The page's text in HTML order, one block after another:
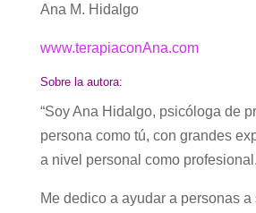
Ana M. Hidalgo
www.terapiaconAna.com
Sobre la autora:
“Soy Ana Hidalgo, psicóloga de
persona como tú, con grandes
a nivel personal como profesional.
Me dedico a ayudar a personas a